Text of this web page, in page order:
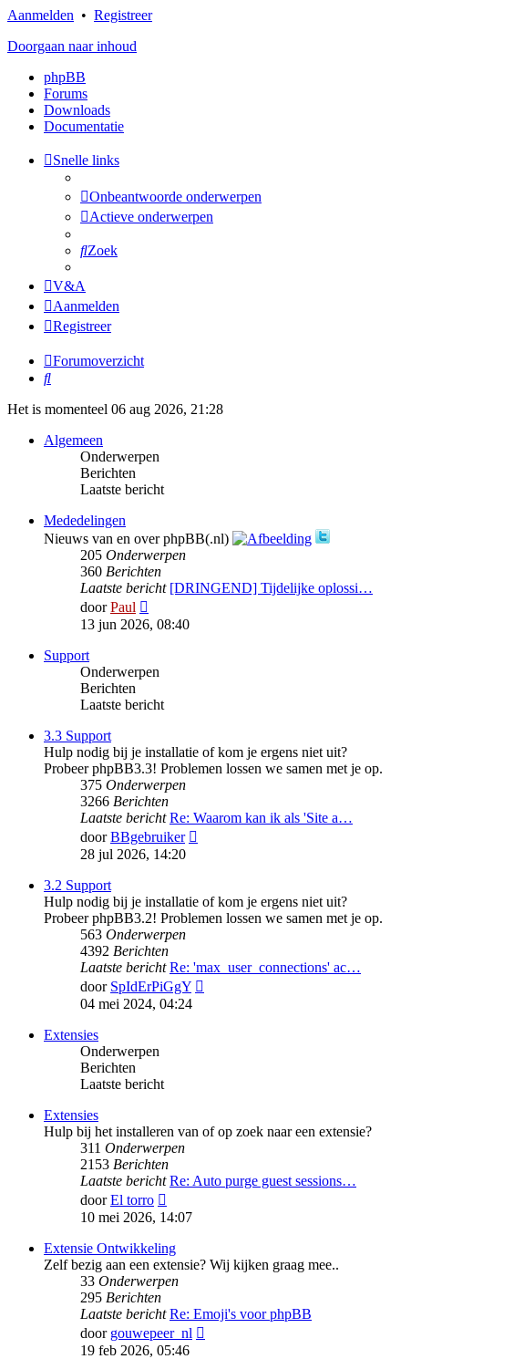
Aanmelden • Registreer
Doorgaan naar inhoud
phpBB
Forums
Downloads
Documentatie
Snelle links
Onbeantwoorde onderwerpen
Actieve onderwerpen
Zoek
V&A
Aanmelden
Registreer
Forumoverzicht
Zoek
Het is momenteel 06 aug 2026, 21:28
Algemeen
Onderwerpen
Berichten
Laatste bericht
Mededelingen
Nieuws van en over phpBB(.nl)
205 Onderwerpen
360 Berichten
Laatste bericht [DRINGEND] Tijdelijke oplossi…
doorPaul
laatste
bericht
13 jun 2026, 08:40
Support
Onderwerpen
Berichten
Laatste bericht
3.3 Support
Hulp nodig bij je installatie of kom je ergens niet uit?
Probeer phpBB3.3! Problemen lossen we samen met je op.
375 Onderwerpen
3266 Berichten
Laatste bericht Re: Waarom kan ik als 'Site a…
doorBBgebruiker
28 jul 2026, 14:20
3.2 Support
Hulp nodig bij je installatie of kom je ergens niet uit?
Probeer phpBB3.2! Problemen lossen we samen met je op.
563 Onderwerpen
4392 Berichten
Laatste bericht Re: 'max_user_connections' ac…
door SpIdErPiGgY
04 mei 2024, 04:24
Extensies
Onderwerpen
Berichten
Laatste bericht
Extensies
Hulp bij het installeren van of op zoek naar een extensie?
311 Onderwerpen
2153 Berichten
Laatste bericht Re: Auto purge guest sessions…
doorEl torro
laatste
10 mei 2026, 14:07
Extensie Ontwikkeling
Zelf bezig aan een extensie? Wij kijken graag mee..
33 Onderwerpen
295 Berichten
Laatste bericht Re: Emoji's voor phpBB
door gouwepeer_nl
19 feb 2026, 05:46